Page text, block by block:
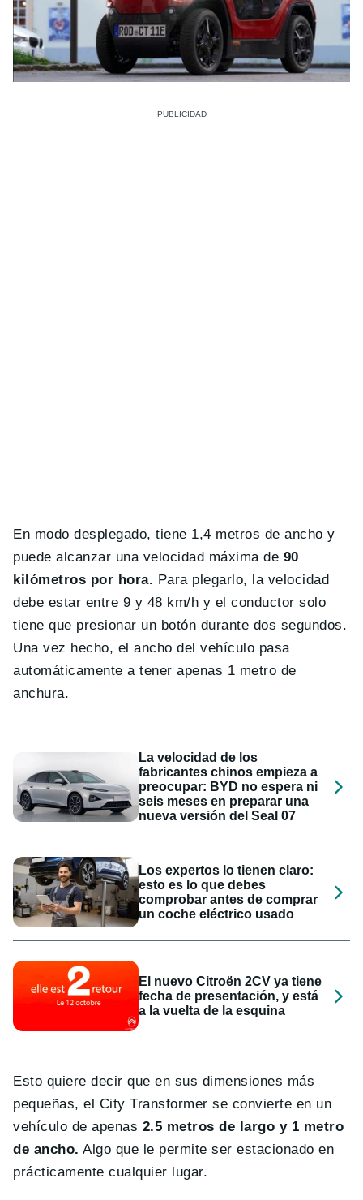
En modo desplegado, tiene 1,4 metros de ancho y
puede alcanzar una velocidad máxima de 90
kilómetros por hora. Para plegarlo, la velocidad
debe estar entre 9 y 48 km/h y el conductor solo
tiene que presionar un botón durante dos segundos.
Una vez hecho, el ancho del vehículo pasa
automáticamente a tener apenas 1 metro de
anchura.
La velocidad de los
fabricantes chinos empieza a
preocupar: BYD no espera ni
seis meses en preparar una
nueva versión del Seal 07
Los expertos lo tienen claro:
esto es lo que debes
comprobar antes de comprar
un coche eléctrico usado
El nuevo Citroën 2CV ya tiene
fecha de presentación, y está
a la vuelta de la esquina
Esto quiere decir que en sus dimensiones más
pequeñas, el City Transformer se convierte en un
vehículo de apenas 2.5 metros de largo y 1 metro
de ancho. Algo que le permite ser estacionado en
prácticamente cualquier lugar.